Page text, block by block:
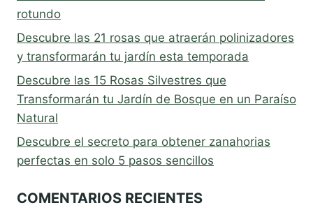
rotundo
Descubre las 21 rosas que atraerán polinizadores
y transformarán tu jardín esta temporada
Descubre las 15 Rosas Silvestres que
Transformarán tu Jardín de Bosque en un Paraíso
Natural
Descubre el secreto para obtener zanahorias
perfectas en solo 5 pasos sencillos
COMENTARIOS RECIENTES